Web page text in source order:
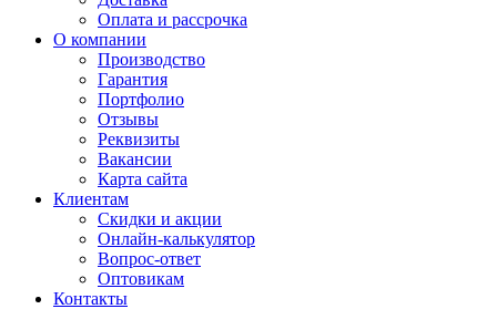
Оплата и рассрочка
О компании
Производство
Гарантия
Портфолио
Отзывы
Реквизиты
Вакансии
Карта сайта
Клиентам
Скидки и акции
Онлайн-калькулятор
Вопрос-ответ
Оптовикам
Контакты